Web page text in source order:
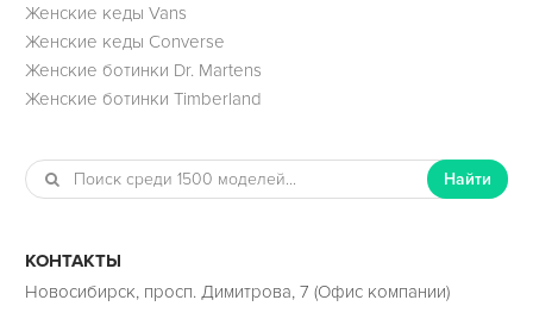
Женские кеды Vans
Женские кеды Converse
Женские ботинки Dr. Martens
Женские ботинки Timberland
Найти
КОНТАКТЫ
Новосибирск, просп. Димитрова, 7 (Офис компании)